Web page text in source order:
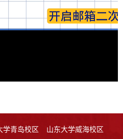
学青岛校区
山东大学威海校区